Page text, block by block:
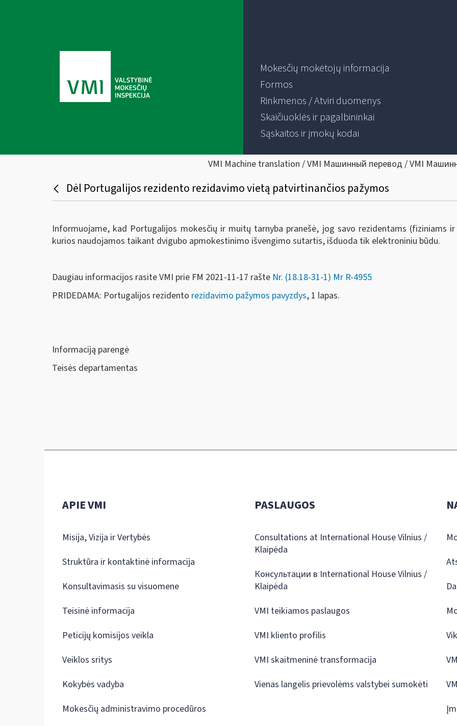
Mokesčių mokėtojų informacija
Formos
Rinkmenos / Atviri duomenys
Skaičiuoklės ir pagalbininkai
Sąskaitos ir įmokų kodai
VMI Machine translation / VMI Машинный перевод / VMI
Dėl Portugalijos rezidento rezidavimo vietą patvirtinančios pažymos
Informuojame, kad Portugalijos mokesčių ir muitų tarnyba pranešė, jog savo rezidentams (fiziniams
kurios naudojamos taikant dvigubo apmokestinimo išvengimo sutartis, išduoda tik elektroniniu būdu.
Daugiau informacijos rasite VMI prie FM 2021-11-17 rašte Nr. (18.18-31-1) Mr R-4955
PRIDEDAMA: Portugalijos rezidento rezidavimo pažymos pavyzdys, 1 lapas.
Informaciją parengė
Teisės departamentas
APIE VMI
Misija, Vizija ir Vertybės
Struktūra ir kontaktinė informacija
Konsultavimasis su visuomene
Teisinė informacija
Peticijų komisijos veikla
Veiklos sritys
Kokybės vadyba
Mokesčių administravimo procedūros
PASLAUGOS
Consultations at International House Vilnius /
Klaipėda
Консультации в International House Vilnius /
Klaipėda
VMI teikiamos paslaugos
VMI kliento profilis
VMI skaitmeninė transformacija
Vienas langelis prievolėms valstybei sumokėti